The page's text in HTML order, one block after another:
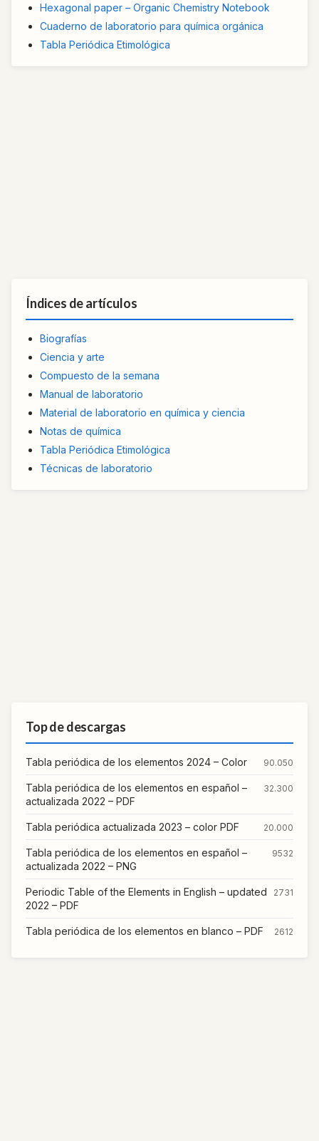
Hexagonal paper – Organic Chemistry Notebook
Cuaderno de laboratorio para química orgánica
Tabla Periódica Etimológica
Índices de artículos
Biografías
Ciencia y arte
Compuesto de la semana
Manual de laboratorio
Material de laboratorio en química y ciencia
Notas de química
Tabla Periódica Etimológica
Técnicas de laboratorio
Top de descargas
Tabla periódica de los elementos 2024 – Color 90.050
Tabla periódica de los elementos en español –
actualizada 2022 – PDF
32.300
Tabla periódica actualizada 2023 – color PDF 20.000
Tabla periódica de los elementos en español –
actualizada 2022 – PNG
9532
Periodic Table of the Elements in English – updated
2022 – PDF
2731
Tabla periódica de los elementos en blanco – PDF 2612